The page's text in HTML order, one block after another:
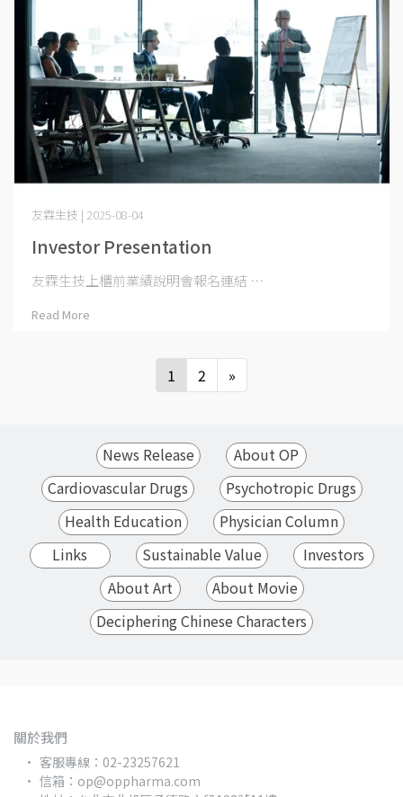
News Release
About OP
Cardiovascular Drugs
Psychotropic Drugs
Health Education
Physician Column
Links
Sustainable Value
Investors
About Art
About Movie
Deciphering Chinese Characters
Investor Presentation
友霖生技 | 2025-08-04
友霖生技上櫃前業績說明會報名連結 ⋯
Read More
1 2 »
關於我們
客服專線：02-23257621
信箱：op@oppharma.com